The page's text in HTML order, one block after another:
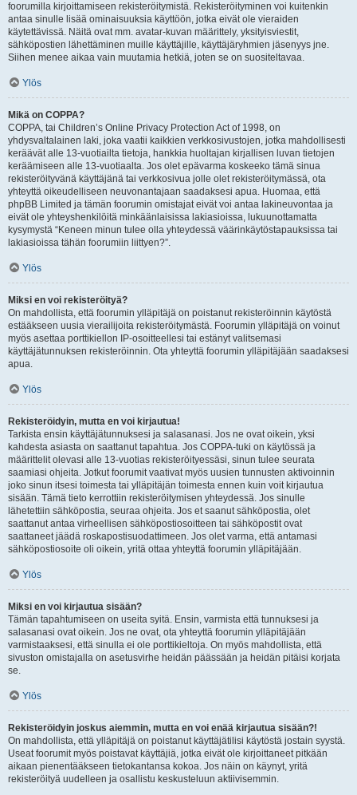
foorumilla kirjoittamiseen rekisteröitymistä. Rekisteröityminen voi kuitenkin
antaa sinulle lisää ominaisuuksia käyttöön, jotka eivät ole vieraiden
käytettävissä. Näitä ovat mm. avatar-kuvan määrittely, yksityisviestit,
sähköpostien lähettäminen muille käyttäjille, käyttäjäryhmien jäsenyys jne.
Siihen menee aikaa vain muutamia hetkiä, joten se on suositeltavaa.
Ylös
Mikä on COPPA?
COPPA, tai Children’s Online Privacy Protection Act of 1998, on
yhdysvaltalainen laki, joka vaatii kaikkien verkkosivustojen, jotka mahdollisesti
keräävät alle 13-vuotiailta tietoja, hankkia huoltajan kirjallisen luvan tietojen
keräämiseen alle 13-vuotiaalta. Jos olet epävarma koskeeko tämä sinua
rekisteröityvänä käyttäjänä tai verkkosivua jolle olet rekisteröitymässä, ota
yhteyttä oikeudelliseen neuvonantajaan saadaksesi apua. Huomaa, että
phpBB Limited ja tämän foorumin omistajat eivät voi antaa lakineuvontaa ja
eivät ole yhteyshenkilöitä minkäänlaisissa lakiasioissa, lukuunottamatta
kysymystä “Keneen minun tulee olla yhteydessä väärinkäytöstapauksissa tai
lakiasioissa tähän foorumiin liittyen?”.
Ylös
Miksi en voi rekisteröityä?
On mahdollista, että foorumin ylläpitäjä on poistanut rekisteröinnin käytöstä
estääkseen uusia vierailijoita rekisteröitymästä. Foorumin ylläpitäjä on voinut
myös asettaa porttikiellon IP-osoitteellesi tai estänyt valitsemasi
käyttäjätunnuksen rekisteröinnin. Ota yhteyttä foorumin ylläpitäjään saadaksesi
apua.
Ylös
Rekisteröidyin, mutta en voi kirjautua!
Tarkista ensin käyttäjätunnuksesi ja salasanasi. Jos ne ovat oikein, yksi
kahdesta asiasta on saattanut tapahtua. Jos COPPA-tuki on käytössä ja
määrittelit olevasi alle 13-vuotias rekisteröityessäsi, sinun tulee seurata
saamiasi ohjeita. Jotkut foorumit vaativat myös uusien tunnusten aktivoinnin
joko sinun itsesi toimesta tai ylläpitäjän toimesta ennen kuin voit kirjautua
sisään. Tämä tieto kerrottiin rekisteröitymisen yhteydessä. Jos sinulle
lähetettiin sähköpostia, seuraa ohjeita. Jos et saanut sähköpostia, olet
saattanut antaa virheellisen sähköpostiosoitteen tai sähköpostit ovat
saattaneet jäädä roskapostisuodattimeen. Jos olet varma, että antamasi
sähköpostiosoite oli oikein, yritä ottaa yhteyttä foorumin ylläpitäjään.
Ylös
Miksi en voi kirjautua sisään?
Tämän tapahtumiseen on useita syitä. Ensin, varmista että tunnuksesi ja
salasanasi ovat oikein. Jos ne ovat, ota yhteyttä foorumin ylläpitäjään
varmistaaksesi, että sinulla ei ole porttikieltoja. On myös mahdollista, että
sivuston omistajalla on asetusvirhe heidän päässään ja heidän pitäisi korjata
se.
Ylös
Rekisteröidyin joskus aiemmin, mutta en voi enää kirjautua sisään?!
On mahdollista, että ylläpitäjä on poistanut käyttäjätilisi käytöstä jostain syystä.
Useat foorumit myös poistavat käyttäjiä, jotka eivät ole kirjoittaneet pitkään
aikaan pienentääkseen tietokantansa kokoa. Jos näin on käynyt, yritä
rekisteröityä uudelleen ja osallistu keskusteluun aktiivisemmin.